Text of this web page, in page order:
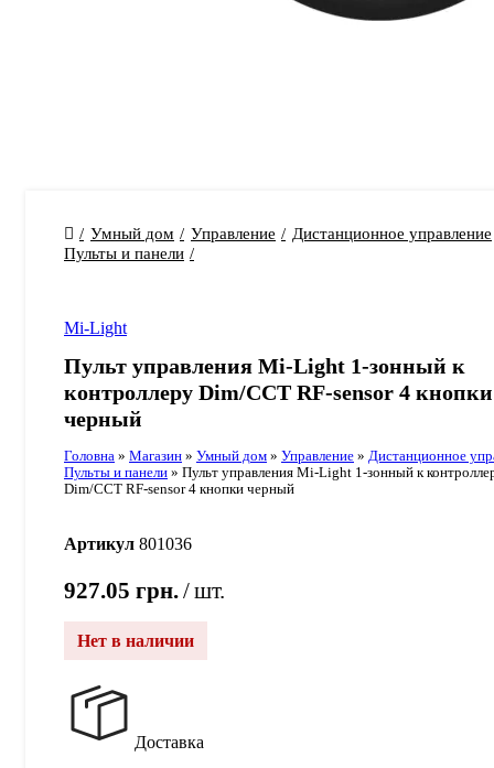
Умный дом Управление
Дистанционное управление
Пульты и панели
Mi-Light
Пульт управления Mi-Light 1-зонный к
контроллеру Dim/CCT RF-sensor 4 кнопки
черный
Головна » Магазин » Умный дом » Управление » Дистанционное
Пульты и панели » Пульт управления Mi-Light 1-зонный к
Dim/CCT RF-sensor 4 кнопки черный
Артикул 801036
927.05 грн. шт.
Нет в наличии
Доставка